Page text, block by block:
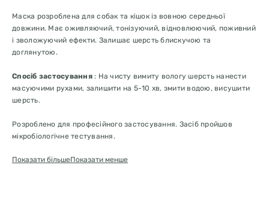
Маска розроблена для собак та кішок із вовною середньої
довжини. Має оживляючий, тонізуючий, відновлюючий, поживний
і зволожуючий ефекти. Залишає шерсть блискучою та
доглянутою.
Спосіб застосування: На чисту вимиту вологу шерсть нанести
масуючими рухами, залишити на 5-10 хв, змити водою, висушити
шерсть.
Розроблено для професійного застосування. Засіб пройшов
мікробіологічне тестування.
Склад
Показати більшеПоказати менше